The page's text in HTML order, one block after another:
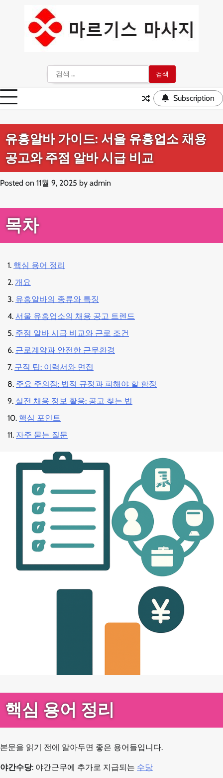
색:
Subscription
유흥알바 가이드: 서울 유흥업소 채용
공고와 주점 알바 시급 비교
Posted on 11월 9, 2025 by admin
목차
핵심 용어 정리
개요
유흥알바의 종류와 특징
서울 유흥업소의 채용 공고 트렌드
주점 알바 시급 비교와 근로 조건
근로계약과 안전한 근무환경
구직 팁: 이력서와 면접
주요 주의점: 법적 규정과 피해야 할 함정
실전 채용 정보 활용: 공고 찾는 법
핵심 포인트
자주 묻는 질문
핵심 용어 정리
본문을 읽기 전에 알아두면 좋은 용어들입니다.
야간수당: 야간근무에 추가로 지급되는 수당